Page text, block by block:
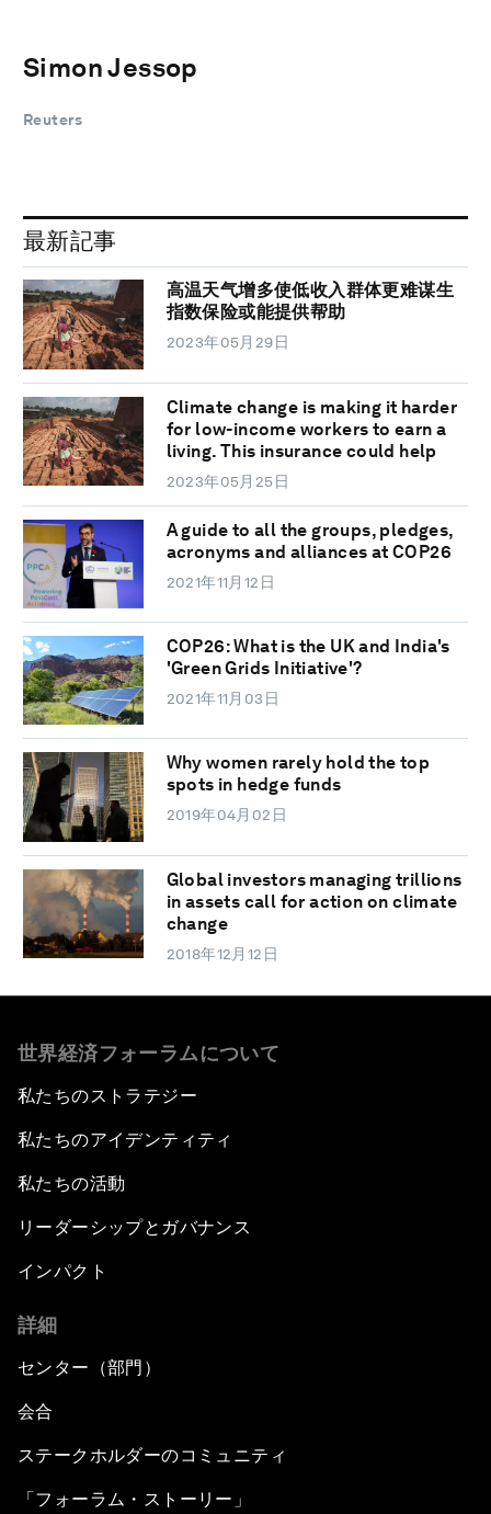
Simon Jessop
Reuters
最新記事
高温天气增多使低收入群体更难谋生
指数保险或能提供帮助
2023年05月29日
Climate change is making it harder
for low-income workers to earn a
living. This insurance could help
2023年05月25日
A guide to all the groups, pledges,
acronyms and alliances at COP26
2021年11月12日
COP26: What is the UK and India's
'Green Grids Initiative'?
2021年11月03日
Why women rarely hold the top
spots in hedge funds
2019年04月02日
Global investors managing trillions
in assets call for action on climate
change
2018年12月12日
世界経済フォーラムについて
私たちのストラテジー
私たちのアイデンティティ
私たちの活動
リーダーシップとガバナンス
インパクト
詳細
センター（部門）
会合
ステークホルダーのコミュニティ
「フォーラム・ストーリー」